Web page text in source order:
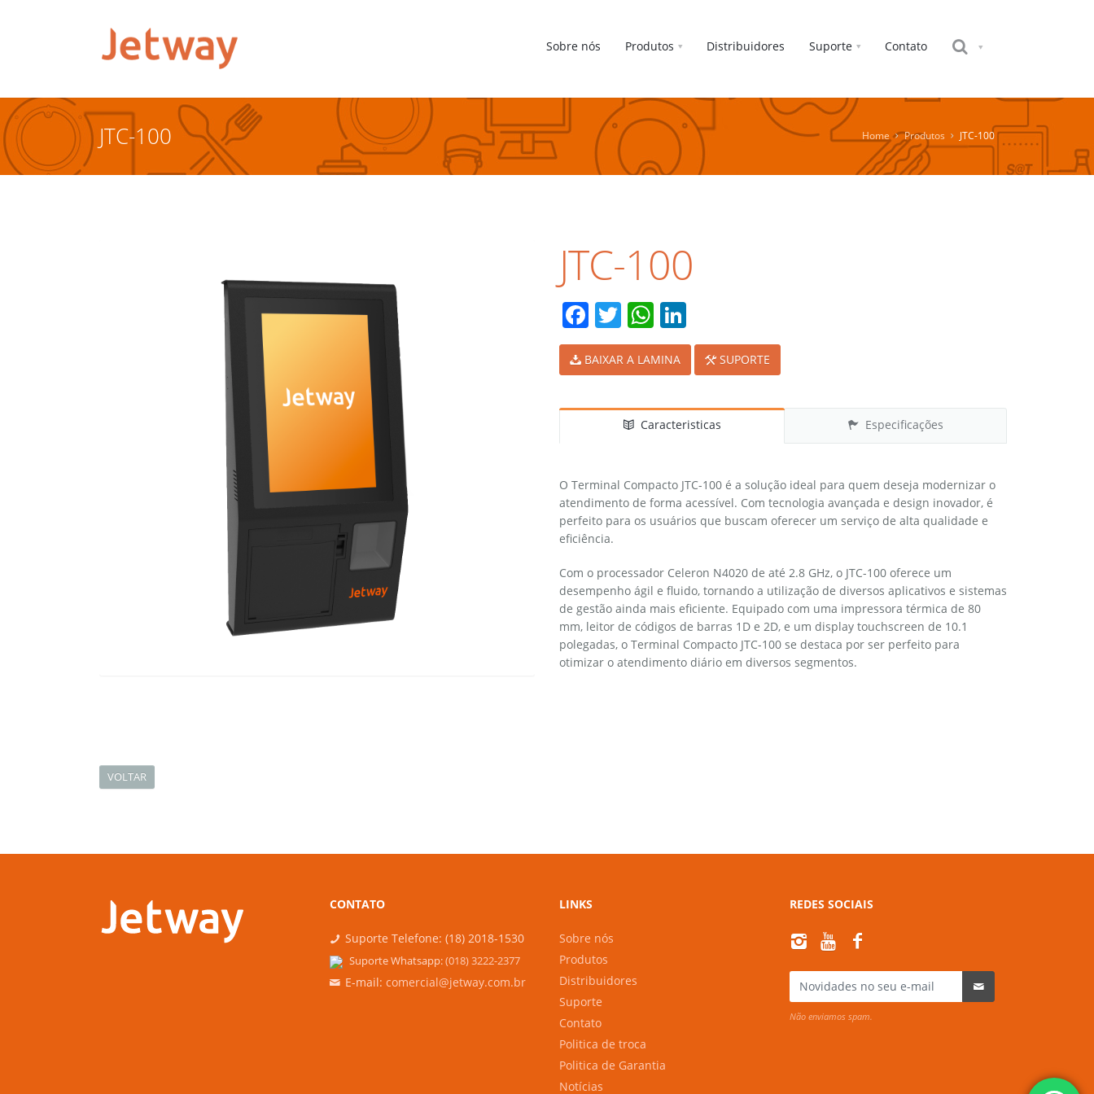
Sobre nós Produtos Distribuidores Suporte Contato
Sobre nós
JTC-100 Home Produtos JTC-100
JTC-100
Facebook
TwitterWhatsApp
BAIXAR A LAMINA SUPORTE
Caracteristicas Especificações
O Terminal Compacto JTC-100 é a solução ideal para quem deseja modernizar o
atendimento de forma acessível. Com tecnologia avançada e design inovador, é
perfeito para os usuários que buscam oferecer um serviço de alta qualidade e
eficiência.
Com o processador Celeron N4020 de até 2.8 GHz, o JTC-100 oferece um
desempenho ágil e fluido, tornando a utilização de diversos aplicativos e sistemas
de gestão ainda mais eficiente. Equipado com uma impressora térmica de 80
mm, leitor de códigos de barras 1D e 2D, e um display touchscreen de 10.1
polegadas, o Terminal Compacto JTC-100 se destaca por ser perfeito para
otimizar o atendimento diário em diversos segmentos.
VOLTAR
CONTATO
Suporte Telefone: (18) 2018-1530
Suporte Whatsapp:(018) 3222-2377
E-mail: comercial@jetway.com.br
LINKS
Sobre nós
Produtos
Distribuidores
Suporte
Contato
Politica de troca
Politica de Garantia
Notícias
REDES SOCIAIS
Não enviamos spam.